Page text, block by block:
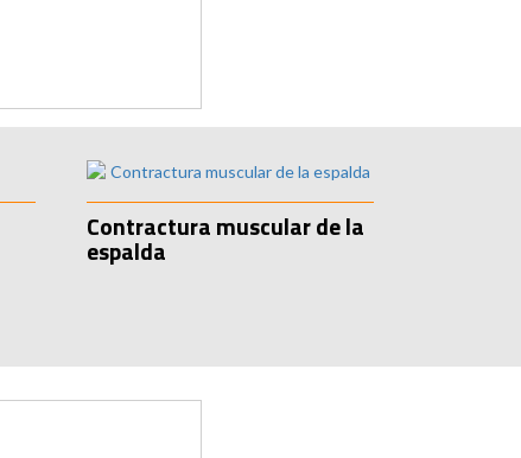
Contractura muscular de la
espalda